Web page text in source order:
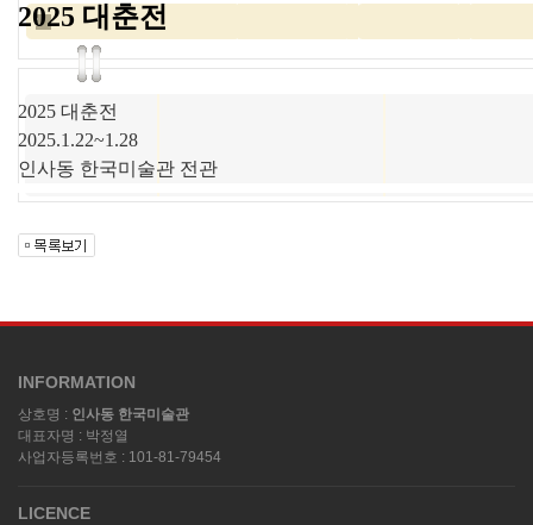
2025 대춘전
2025 대춘전
2025.1.22~1.28
인사동 한국미술관 전관
INFORMATION
상호명 : 인사동 한국미술관
대표자명 : 박정열
사업자등록번호 : 101-81-79454
LICENCE